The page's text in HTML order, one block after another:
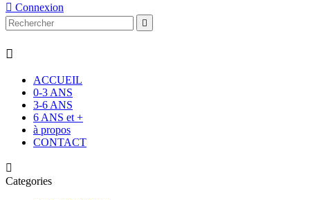
 Connexion


ACCUEIL
0-3 ANS
3-6 ANS
6 ANS et +
à propos
CONTACT

Categories